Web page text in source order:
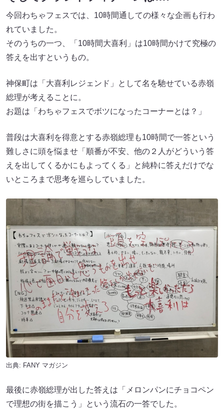
今回わちゃフェスでは、10時間通しての様々な企画も行わ
れていました。
そのうちの一つ、「10時間大喜利」は10時間かけて究極の
答えを出すというもの。
神保町は「大喜利レジェンド」として名を馳せている赤嶺
総理が考えることに。
お題は「わちゃフェスでボツになったコーナーとは？」
普段は大喜利を得意とする赤嶺総理も10時間で一答という
難しさに頭を悩ませ「順番が不安、他の２人がどういう答
えを出してくるかにもよってくる」と純粋に答えだけでな
いところまで思考を巡らしていました。
出典: FANY マガジン
最後に赤嶺総理が出した答えは「メロンパンにチョコペン
で理想の街を描こう」という流石の一答でした。